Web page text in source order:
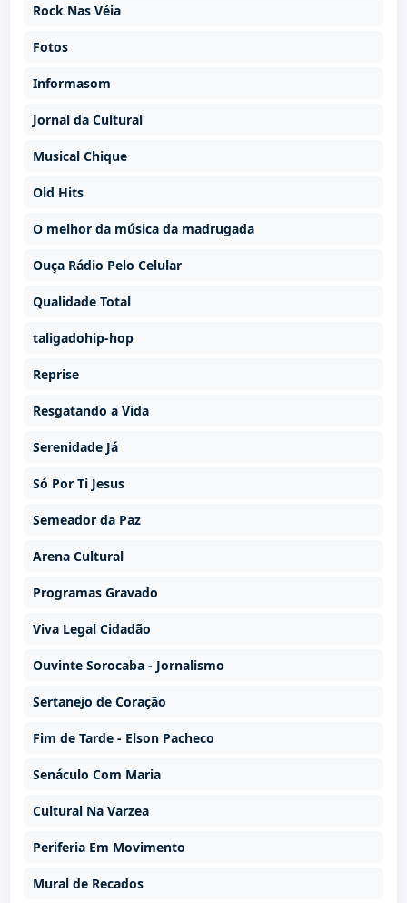
Rock Nas Véia
Fotos
Informasom
Jornal da Cultural
Musical Chique
Old Hits
O melhor da música da madrugada
Ouça Rádio Pelo Celular
Qualidade Total
taligadohip-hop
Reprise
Resgatando a Vida
Serenidade Já
Só Por Ti Jesus
Semeador da Paz
Arena Cultural
Programas Gravado
Viva Legal Cidadão
Ouvinte Sorocaba - Jornalismo
Sertanejo de Coração
Fim de Tarde - Elson Pacheco
Senáculo Com Maria
Cultural Na Varzea
Periferia Em Movimento
Mural de Recados